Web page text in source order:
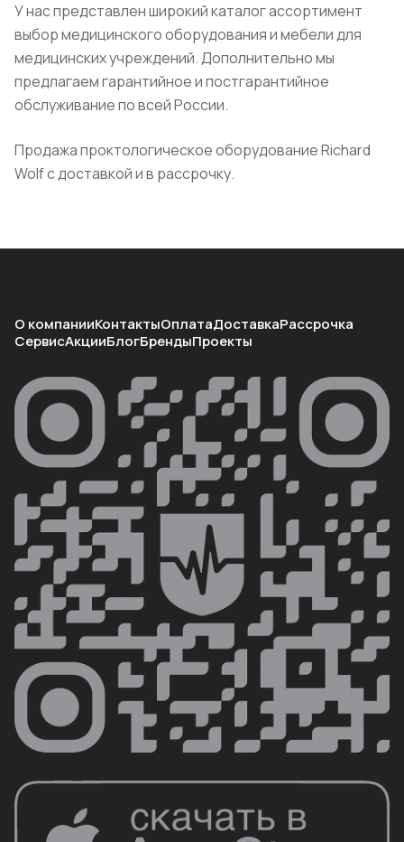
У нас представлен широкий каталог ассортимент
выбор медицинского оборудования и мебели для
медицинских учреждений. Дополнительно мы
предлагаем гарантийное и постгарантийное
обслуживание по всей России.
Продажа проктологическое оборудование Richard
Wolf с доставкой и в рассрочку.
О компанииКонтактыОплатаДоставкаРассрочка
СервисАкцииБлогБрендыПроекты